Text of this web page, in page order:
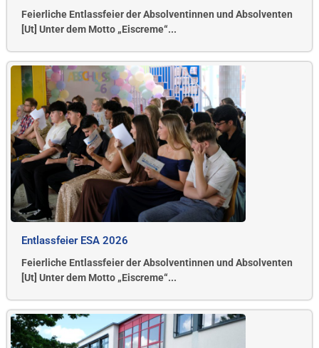
Feierliche Entlassfeier der Absolventinnen und Absolventen
[Ut] Unter dem Motto „Eiscreme“...
Entlassfeier ESA 2026
Feierliche Entlassfeier der Absolventinnen und Absolventen
[Ut] Unter dem Motto „Eiscreme“...